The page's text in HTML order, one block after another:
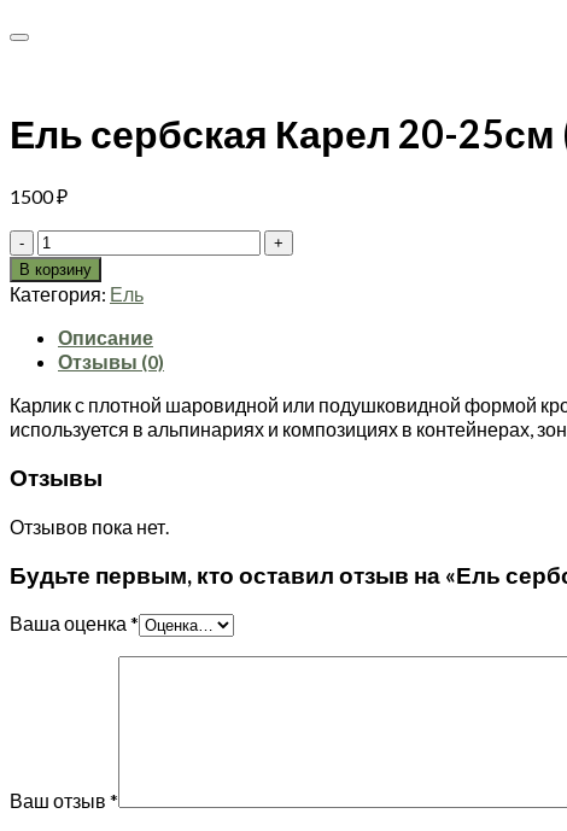
Ель сербская Карел 20-25см
1500₽
Количество
товара
Ель
сербская
Карел
20-
(зкс)
В корзину
Категория: Ель
Описание
Отзывы (0)
Карлик с плотной шаровидной или подушковидной формой
используется в альпинариях и композициях в контейнерах,
Отзывы
Отзывов пока нет.
Будьте первым, кто оставил отзыв на «Ель
Ваша оценка *
Ваш отзыв *